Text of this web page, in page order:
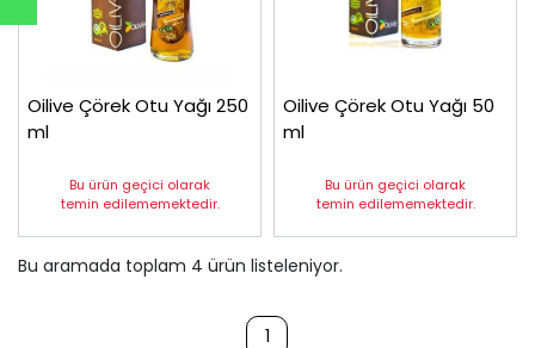
Oilive Çörek Otu Yağı 250
ml
Bu ürün geçici olarak
temin edilememektedir.
Oilive Çörek Otu Yağı 50
ml
Bu ürün geçici olarak
temin edilememektedir.
Bu aramada toplam 4 ürün listeleniyor.
1